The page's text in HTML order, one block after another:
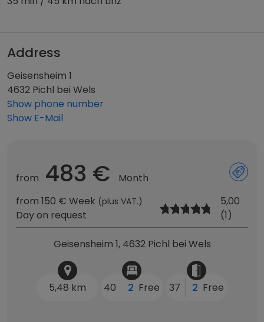
Address
Geisensheim 1
4632 Pichl bei Wels
Show phone number
Show E-Mail
from 483 €
Month
from 150 € Week (plus VAT.)
Day on request
5,00
(1)
Geisensheim 1, 4632 Pichl bei Wels
5,48 km 40 2 Free 37 2 Free